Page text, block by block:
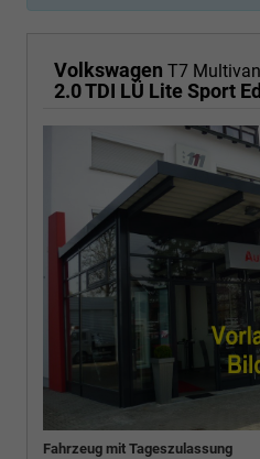
Volkswagen T7 Multivan
2.0 TDI LÜ Lite Sport
Fahrzeug mit Tageszulassung